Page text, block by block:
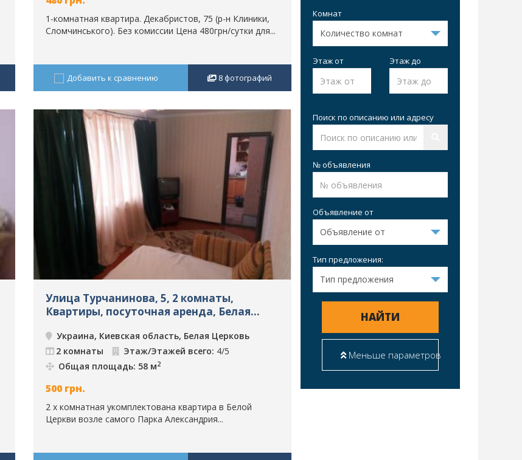
1-комнатная квартира. Декабристов, 75 (р-н Клиники,
Сломчинського). Без комиссии Цена 480грн/сутки для...
Добавить к сравнению 8фотографий
Улица Турчанинова, 5, 2 комнаты,
Квартиры, посуточная аренда, Белая
Украина, Киевская область, Белая Церковь
2 комнаты
Этаж/Этажей всего: 4/5
Общая площадь: 58 м2
500 грн.
2 х комнатная укомплектована квартира в Белой
Церкви возле самого Парка Александрия...
Комнат
Этаж от Этаж до
Поиск по описанию или адресу
№ объявления
Объявление от
Тип предложения:
НАЙТИ
Меньше параметров